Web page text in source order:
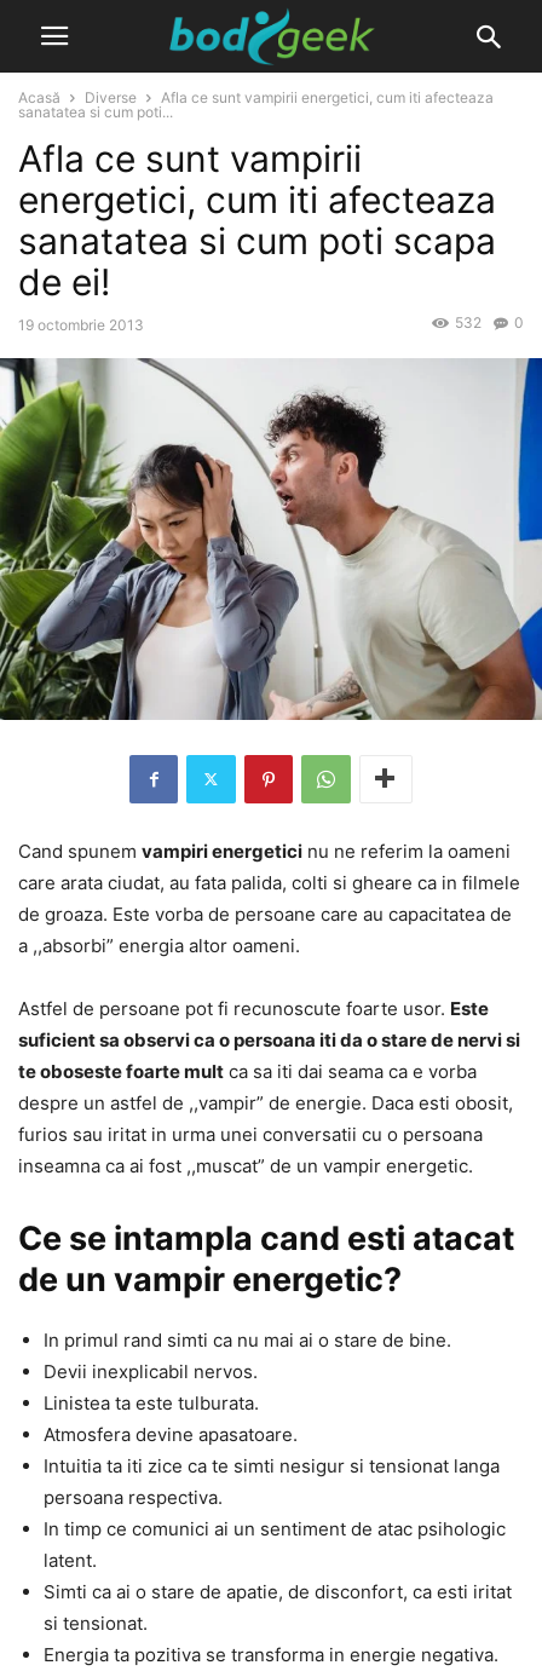
Acasă Diverse
Afla ce sunt vampirii energetici, cum iti afecteaza
sanatatea si cum poti...
Afla ce sunt vampirii
energetici, cum iti afecteaza
sanatatea si cum poti scapa
de ei!
19 octombrie 2013 0
532
Cand spunem vampiri energetici nu ne referim la oameni
care arata ciudat, au fata palida, colti si gheare ca in filmele
de groaza. Este vorba de persoane care au capacitatea de
a ,,absorbi” energia altor oameni.
Astfel de persoane pot fi recunoscute foarte usor. Este
suficient sa observi ca o persoana iti da o stare de nervi si
te oboseste foarte mult ca sa iti dai seama ca e vorba
despre un astfel de ,,vampir” de energie. Daca esti obosit,
furios sau iritat in urma unei conversatii cu o persoana
inseamna ca ai fost ,,muscat” de un vampir energetic.
Ce se intampla cand esti atacat
de un vampir energetic?
In primul rand simti ca nu mai ai o stare de bine.
Devii inexplicabil nervos.
Linistea ta este tulburata.
Atmosfera devine apasatoare.
Intuitia ta iti zice ca te simti nesigur si tensionat langa
persoana respectiva.
In timp ce comunici ai un sentiment de atac psihologic
latent.
Simti ca ai o stare de apatie, de disconfort, ca esti iritat
si tensionat.
Energia ta pozitiva se transforma in energie negativa.